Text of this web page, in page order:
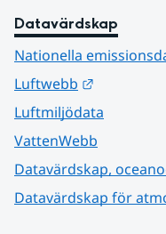
Datavärdskap
Nationella
Luftwebb
Luftmiljödata
VattenWebb
Datavärdskap,
Datavärdskap för